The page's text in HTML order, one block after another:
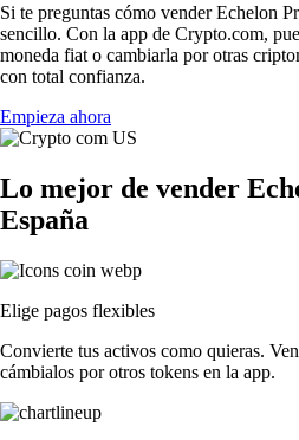
Si te preguntas cómo vender Echelon
sencillo. Con la app de Crypto.com,
moneda fiat o cambiarla por otras
con total confianza.
Empieza ahora
Lo mejor de vender
España
Elige pagos flexibles
Convierte tus activos como quieras.
cámbialos por otros tokens en la app.